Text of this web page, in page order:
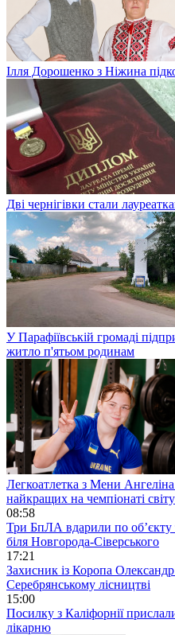
Ілля Дорошенко з Ніжина
Дві чернігівки стали
У Парафіївській громаді
житло п'ятьом родинам
Легкоатлетка з Мени
найкращих на чемпіонаті світу
08:58
Три БпЛА вдарили по об’єкту
біля Новгорода-Сіверського
17:21
Захисник із Коропа
Серебрянському лісництві
15:00
Посилку з Каліфорнії
лікарню